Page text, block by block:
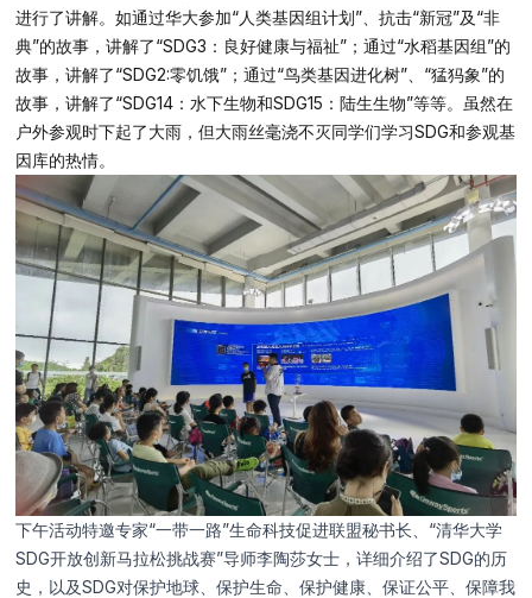
进行了讲解。如通过华大参加“人类基因组计划”、抗击“新冠”及“非
典”的故事，讲解了“SDG3：良好健康与福祉”；通过“水稻基因组”的
故事，讲解了“SDG2:零饥饿”；通过“鸟类基因进化树”、“猛犸象”的
故事，讲解了“SDG14：水下生物和SDG15：陆生生物”等等。虽然在
户外参观时下起了大雨，但大雨丝毫浇不灭同学们学习SDG和参观基
因库的热情。
下午活动特邀专家“一带一路”生命科技促进联盟秘书长、“清华大学
SDG开放创新马拉松挑战赛”导师李陶莎女士，详细介绍了SDG的历
史，以及SDG对保护地球、保护生命、保护健康、保证公平、保障我
单位机构
留言